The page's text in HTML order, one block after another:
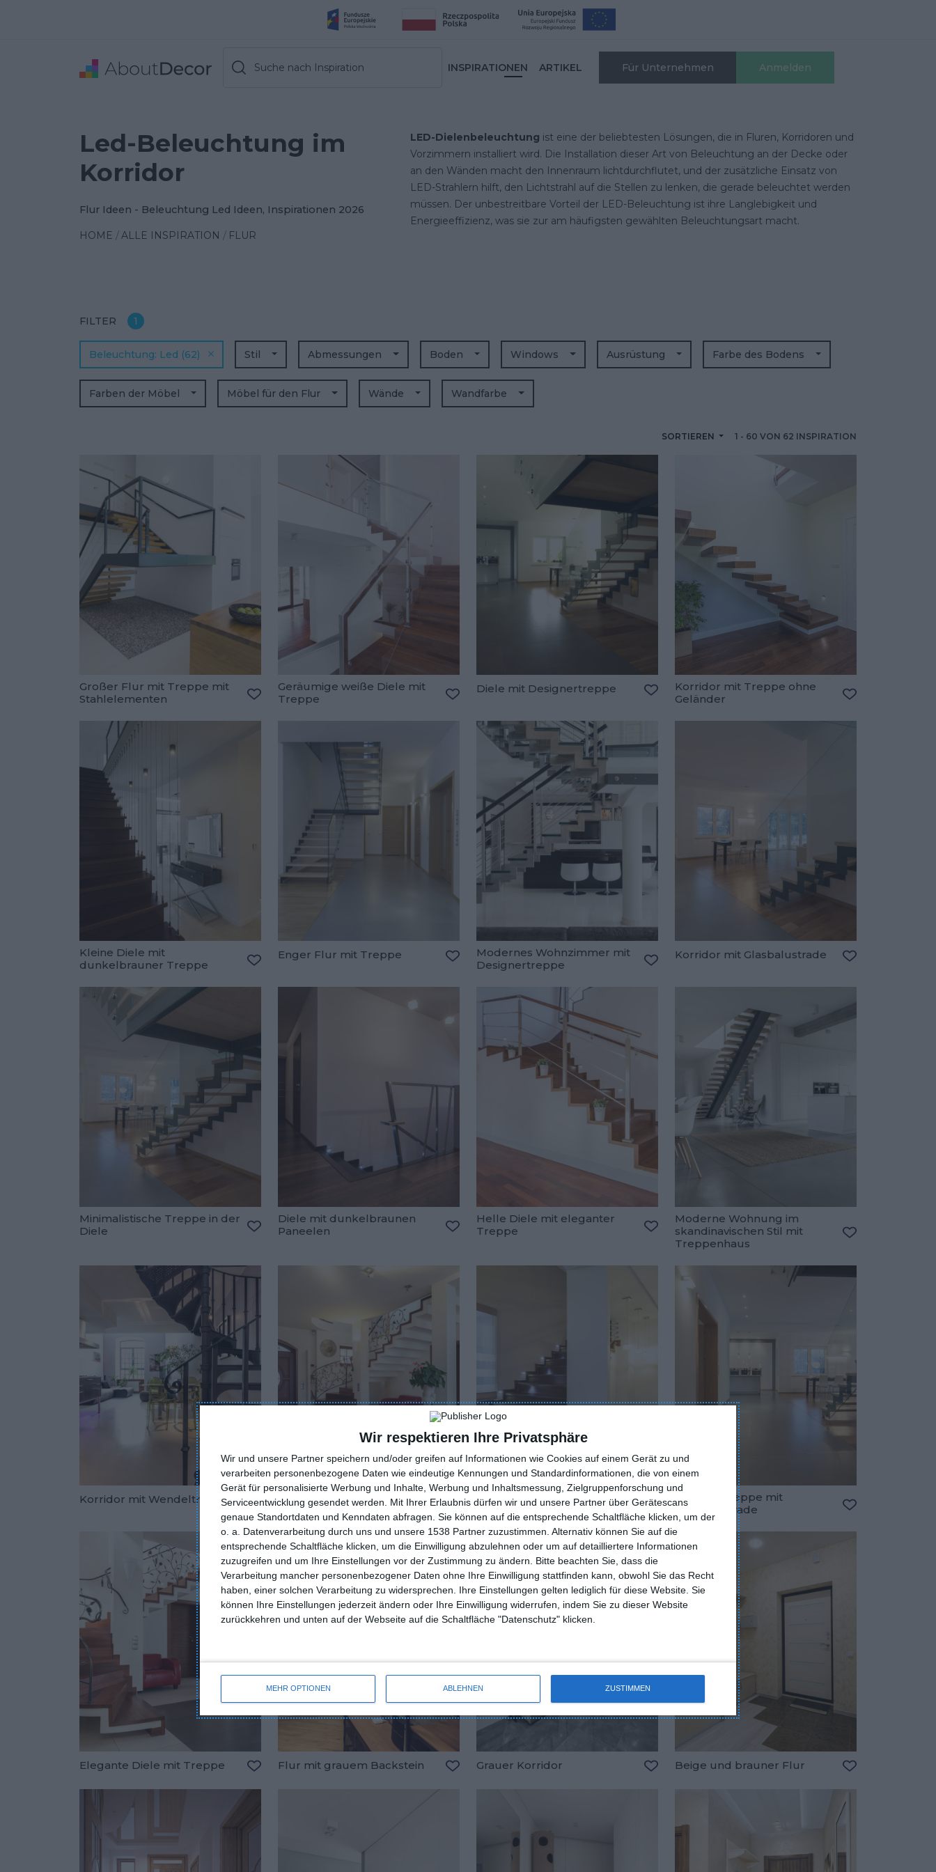
Wir respektieren Ihre Privatsphäre
Wir und unsere Partner speichern und/oder greifen auf Informationen wie Cookies auf einem Gerät zu und
verarbeiten personenbezogene Daten wie eindeutige Kennungen und Standardinformationen, die von einem
Gerät für personalisierte Werbung und Inhalte, Werbung und Inhaltsmessung, Zielgruppenforschung und
Serviceentwicklung gesendet werden.
Mit Ihrer Erlaubnis dürfen wir und unsere Partner über Gerätescans
genaue Standortdaten und Kenndaten abfragen. Sie können auf die entsprechende Schaltfläche klicken, um der
o. a. Datenverarbeitung durch uns und unsere 1538 Partner zuzustimmen. Alternativ können Sie auf die
entsprechende Schaltfläche klicken, um die Einwilligung abzulehnen oder um auf detailliertere Informationen
zuzugreifen und um Ihre Einstellungen vor der Zustimmung zu ändern.
Bitte beachten Sie, dass die
Verarbeitung mancher personenbezogener Daten ohne Ihre Einwilligung stattfinden kann, obwohl Sie das Recht
haben, einer solchen Verarbeitung zu widersprechen. Ihre Einstellungen gelten lediglich für diese Website. Sie
können Ihre Einstellungen jederzeit ändern oder Ihre Einwilligung widerrufen, indem Sie zu dieser Website
zurückkehren und unten auf der Webseite auf die Schaltfläche "Datenschutz" klicken.
MEHR OPTIONEN ABLEHNEN ZUSTIMMEN
Suche nach Inspiration INSPIRATIONEN ARTIKEL Für Unternehmen Anmelden
Led-Beleuchtung im
Korridor
Flur Ideen - Beleuchtung Led Ideen, Inspirationen 2026
HOME ALLE INSPIRATION FLUR
LED-Dielenbeleuchtung ist eine der beliebtesten Lösungen, die in Fluren, Korridoren und
Vorzimmern installiert wird. Die Installation dieser Art von Beleuchtung an der Decke oder
an den Wänden macht den Innenraum lichtdurchflutet, und der zusätzliche Einsatz von
LED-Strahlern hilft, den Lichtstrahl auf die Stellen zu lenken, die gerade beleuchtet werden
müssen. Der unbestreitbare Vorteil der LED-Beleuchtung ist ihre Langlebigkeit und
Energieeffizienz, was sie zur am häufigsten gewählten Beleuchtungsart macht.
FILTER 1
SORTIEREN 1 - 60 VON 62 INSPIRATION
Stil Abmessungen Boden
Led (62)
Beleuchtung Windows Ausrüstung Farbe des Bodens
Farben der Möbel Möbel für den Flur Wände Wandfarbe
Großer Flur mit Treppe mit
Stahlelementen
Zu den Favoriten hinzufügen
Geräumige weiße Diele mit
Treppe
Diele mit Designertreppe
Zu den Favoriten hinzufügen
Korridor mit Treppe ohne
Geländer
Kleine Diele mit
dunkelbrauner Treppe
Enger Flur mit Treppe
Zu den Favoriten hinzufügen
Modernes Wohnzimmer mit
Designertreppe
Korridor mit Glasbalustrade
Minimalistische Treppe in der
Diele
Diele mit dunkelbraunen
Paneelen
Zu den Favoriten hinzufügen
Helle Diele mit eleganter
Treppe
Zu den Favoriten hinzufügen
Moderne Wohnung im
skandinavischen Stil mit
Treppenhaus
Korridor mit Wendeltreppe
Zu den Favoriten hinzufügen
Moderne, stilvolle Diele mit
Treppe
Zu den Favoriten hinzufügen
Flur mit beleuchtetem
Treppenhaus
Zu den Favoriten hinzufügen
Flur mit Treppe mit
Glasbalustrade
Elegante Diele mit Treppe Flur mit grauem Backstein Grauer Korridor Beige und brauner Flur